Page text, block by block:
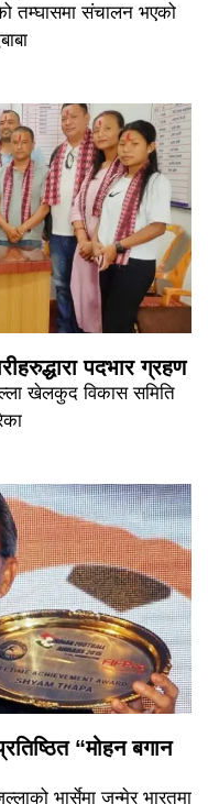
तम्घासमा संचालन भएको
पदभार ग्रहण
खेलकुद विकास समिति
“मोहन बगान
भार्सेमा जन्मेर भारतमा